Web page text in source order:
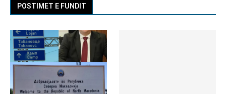
POSTIMET E FUNDIT